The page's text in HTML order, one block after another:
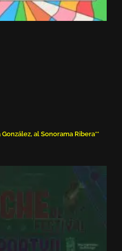
al Sonorama Ribera**